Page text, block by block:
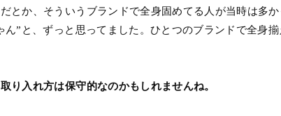
とか、そういうブランドで全身固めてる人が当時は多
”と、ずっと思ってました。ひとつのブランドで全身
り入れ方は保守的なのかもしれませんね。